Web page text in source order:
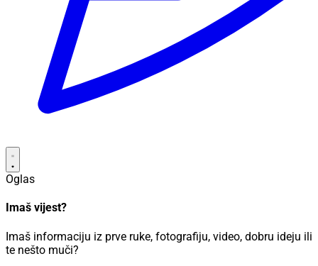
Oglas
Imaš vijest?
Imaš informaciju iz prve ruke, fotografiju, video, dobru ideju ili
te nešto muči?